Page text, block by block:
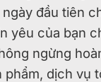
đầu tiên
yêu của bạn
ngừng
phẩm, dịch vụ